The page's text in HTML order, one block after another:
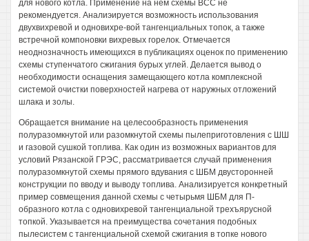
для нового котла. Применение на нем схемы ВСС не
рекомендуется. Аналиэируется возможность использования
двухвихревой и одновихре-вой тангенциальных топок, а также
встречной компоновки вихревых горелок. Отмечается
неоднозначность имеющихся в публикациях оценок по применению
схемы ступенчатого сжигания бурых углей. Делается вывод о
необходимости оснащения замещающего котла комплексной
системой очистки поверхностей нагрева от наружных отложений
шлака и золы.
Обращается внимание на целесообразность применения
полуразомкнутой или разомкнутой схемы пылеприготовления с ШШ
и газовой сушкой топлива. Как один из возможных вариантов для
условий Рязанской ГРЭС, рассматривается случай применения
полуразомкнутой схемы прямого вдувания с ШБМ двусторонней
конструкции по вводу и выводу топлива. Анализируется конкретный
пример совмещения данной схемы с четырьмя ШБМ для П-
образного котла с одновихревой тангенциальной трехъярусной
топкой. Указывается на преимущества сочетания подобных
пылесистем с тангенциальной схемой сжигания в топке нового